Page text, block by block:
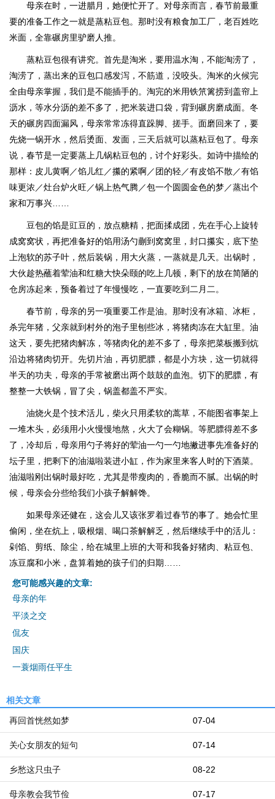
母亲在时，一进腊月，她便忙开了。对母亲而言，春节前最重
要的准备工作之一就是蒸粘豆包。那时没有粮食加工厂，老百姓吃
米面，全靠碾房里驴磨人推。
蒸粘豆包很有讲究。首先是淘米，要用温水淘，不能淘涝了，
淘涝了，蒸出来的豆包口感发泻，不筋道，没咬头。淘米的火候完
全由母亲掌握，我们是不能插手的。淘完的米用铁笊篱捞到盖帘上
沥水，等水分沥的差不多了，把米装进口袋，背到碾房磨成面。冬
天的碾房四面漏风，母亲常常冻得直跺脚、搓手。面磨回来了，要
先烧一锅开水，然后烫面、发面，三天后就可以蒸粘豆包了。母亲
说，春节是一定要蒸上几锅粘豆包的，讨个好彩头。如诗中描绘的
那样：皮儿黄啊／馅儿红／攥的紧啊／团的轻／有皮馅不散／有馅
味更浓／灶台炉火旺／锅上热气腾／包一个圆圆金色的梦／蒸出个
家和万事兴……
豆包的馅是豇豆的，放点糖精，把面揉成团，先在手心上旋转
成窝窝状，再把准备好的馅用汤勺蒯到窝窝里，封口攥实，底下垫
上泡软的苏子叶，然后装锅，用大火蒸，一蒸就是几天。出锅时，
大伙趁热蘸着荤油和红糖大快朵颐的吃上几顿，剩下的放在简陋的
仓房冻起来，预备着过了年慢慢吃，一直要吃到二月二。
春节前，母亲的另一项重要工作是油。那时没有冰箱、冰柜，
杀完年猪，父亲就到村外的泡子里刨些冰，将猪肉冻在大缸里。油
这天，要先把猪肉解冻，等猪肉化的差不多了，母亲把菜板搬到炕
沿边将猪肉切开。先切片油，再切肥膘，都是小方块，这一切就得
半天的功夫，母亲的手常被磨出两个鼓鼓的血泡。切下的肥膘，有
整整一大铁锅，冒了尖，锅盖都盖不严实。
油烧火是个技术活儿，柴火只用柔软的蒿草，不能图省事架上
一堆木头，必须用小火慢慢地熬，火大了会糊锅。等肥膘得差不多
了，冷却后，母亲用勺子将好的荤油一勺一勺地撇进事先准备好的
坛子里，把剩下的油滋啦装进小缸，作为家里来客人时的下酒菜。
油滋啦刚出锅时最好吃，尤其是带瘦肉的，香脆而不腻。出锅的时
候，母亲会分些给我们小孩子解解馋。
如果母亲还健在，这会儿又该张罗着过春节的事了。她会忙里
偷闲，坐在炕上，吸根烟、喝口茶解解乏，然后继续手中的活儿：
剁馅、剪纸、除尘，给在城里上班的大哥和我备好猪肉、粘豆包、
冻豆腐和小米，盘算着她的孩子们的归期……
您可能感兴趣的文章:
母亲的年
平淡之交
侃友
国庆
一蓑烟雨任平生
相关文章
07-04
再回首恍然如梦
07-14
关心女朋友的短句
08-22
乡愁这只虫子
07-17
母亲教会我节俭